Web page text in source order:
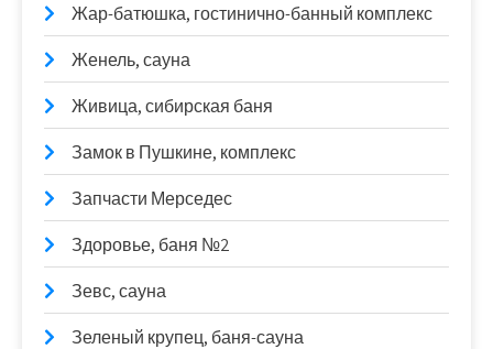
Жар-батюшка, гостинично-банный комплекс
Женель, сауна
Живица, сибирская баня
Замок в Пушкине, комплекс
Запчасти Мерседес
Здоровье, баня №2
Зевс, сауна
Зеленый крупец, баня-сауна